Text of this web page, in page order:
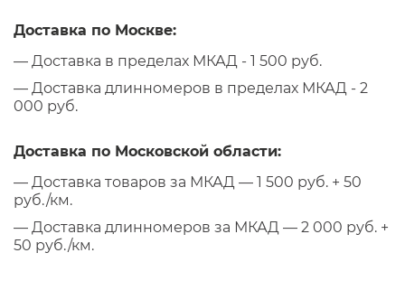
Доставка по Москве:
— Доставка в пределах МКАД - 1 500 руб.
— Доставка длинномеров в пределах МКАД - 2
000 руб.
Доставка по Московской области:
— Доставка товаров за МКАД — 1 500 руб. + 50
руб./км.
— Доставка длинномеров за МКАД — 2 000 руб. +
50 руб./км.